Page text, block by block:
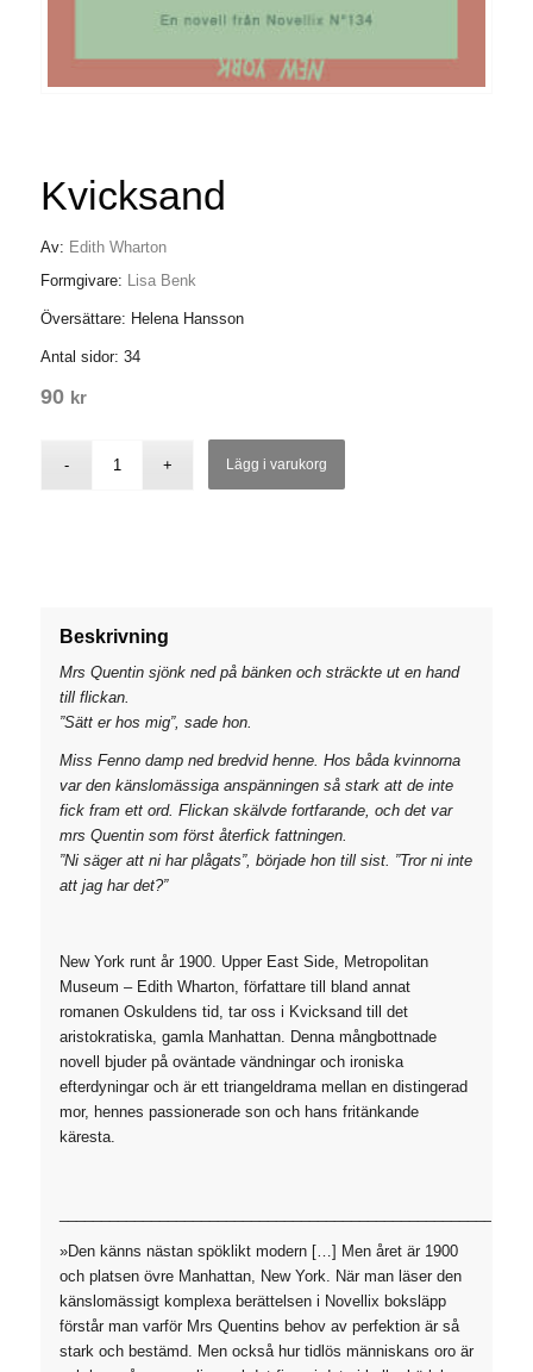
Kvicksand
Av: Edith Wharton
Formgivare: Lisa Benk
Översättare: Helena Hansson
Antal sidor: 34
90 kr
Lägg i varukorg
Beskrivning
Mrs Quentin sjönk ned på bänken och sträckte ut en hand
till flickan.
”Sätt er hos mig”, sade hon.
Miss Fenno damp ned bredvid henne. Hos båda kvinnorna
var den känslomässiga anspänningen så stark att de inte
fick fram ett ord. Flickan skälvde fortfarande, och det var
mrs Quentin som först återfick fattningen.
”Ni säger att ni har plågats”, började hon till sist. ”Tror ni inte
att jag har det?”
New York runt år 1900. Upper East Side, Metropolitan
Museum – Edith Wharton, författare till bland annat
romanen Oskuldens tid , tar oss i Kvicksand till det
aristokratiska, gamla Manhattan. Denna mångbottnade
novell bjuder på oväntade vändningar och ironiska
efterdyningar och är ett triangeldrama mellan en distingerad
mor, hennes passionerade son och hans fritänkande
käresta.
»Den känns nästan spöklikt modern […] Men året är 1900
och platsen övre Manhattan, New York. När man läser den
känslomässigt komplexa berättelsen i Novellix boksläpp
förstår man varför Mrs Quentins behov av perfektion är så
stark och bestämd. Men också hur tidlös människans oro är